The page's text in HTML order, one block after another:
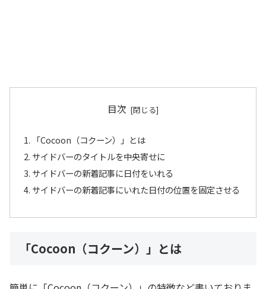
目次
「Cocoon（コクーン）」とは
サイドバーのタイトルを中央寄せに
サイドバーの新着記事に日付をいれる
サイドバーの新着記事にいれた日付の位置を固定させる
「Cocoon（コクーン）」とは